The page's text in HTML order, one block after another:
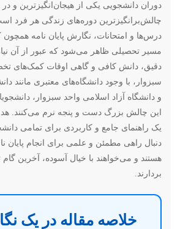
دوران دانشجویی یکی از هیجان‌انگیزترین و
چالش‌برانگیزترین دوره‌های زندگی هر فرد
درس‌ها و امتحانات، نگارش پایان نامه همچون
مسیر تحصیلی ظاهر می‌شود که عبور از آن
دقیق، دانش کافی و گاهی اوقات کمک‌های
سبزوار، با وجود دانشگاه‌های معتبری مانند
و دانشگاه آزاد اسلامی واحد سبزوار،
این چالش بزرگ دست و پنجه نرم می‌کنند. هدف
یک راهنمای جامع و کاربردی برای تمامی
دنبال راهی مطمئن و علمی برای انجام پایان
هستند و می‌خواهند با خیال آسوده، آخرین گام
بردارند.
خلاصه مقاله در یک